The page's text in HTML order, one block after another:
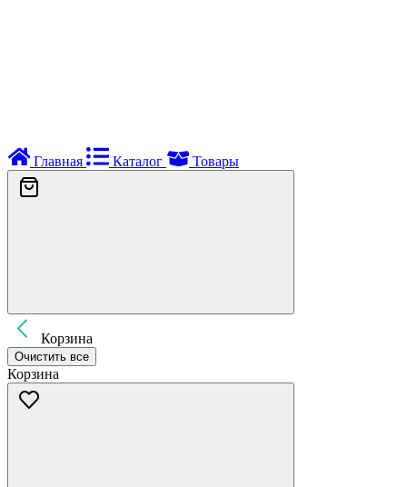
Главная Каталог Товары
Корзина
Очистить все
Корзина